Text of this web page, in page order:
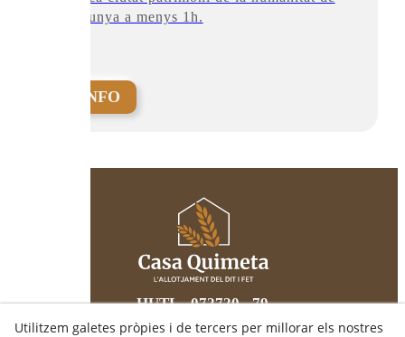
Catalunya a menys 1h.
+INFO
HUTL - 072720 - 79
Utilitzem galetes pròpies i de tercers per millorar els nostres